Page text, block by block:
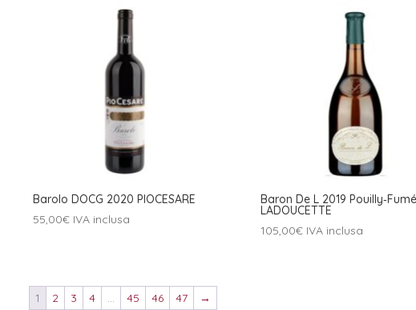
Barolo DOCG 2020 PIOCESARE
55,00€ IVA inclusa
Baron De L 2019
LADOUCETTE
105,00€ IVA inclusa
1 2 3 4 ... 45 46 47 →